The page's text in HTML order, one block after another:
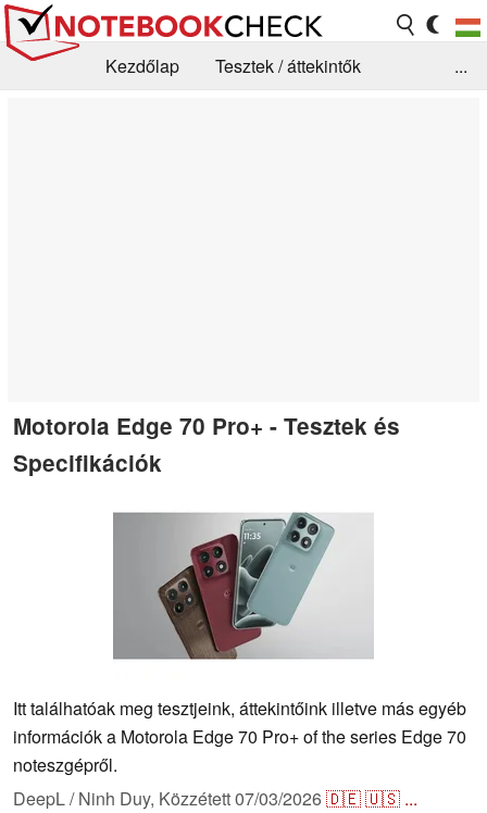
Kezdőlap
Tesztek / áttekintők
...
Motorola Edge 70 Pro+ - Tesztek és
Specifikációk
Itt találhatóak meg tesztjeink, áttekintőink illetve más egyéb
információk a Motorola Edge 70 Pro+ of the series Edge 70
noteszgépről.
DeepL / Ninh Duy, Közzétett07/03/2026🇩🇪🇺🇸 ...